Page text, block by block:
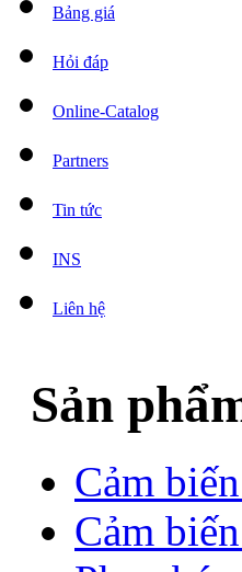
Bảng giá
Hỏi đáp
Online-Catalog
Partners
Tin tức
INS
Liên hệ
Sản
Cảm
Cảm